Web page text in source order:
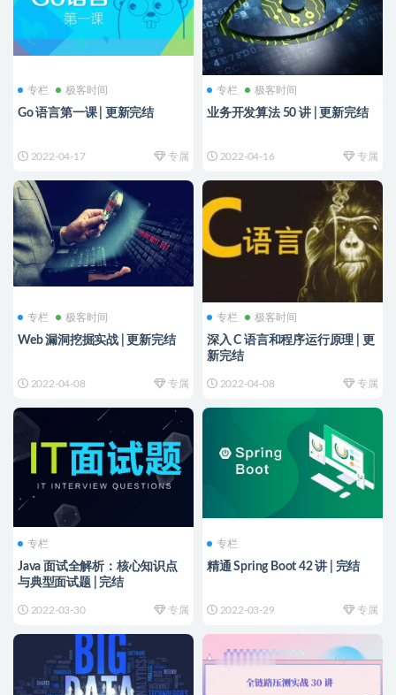
专栏 极客时间
Go 语言第一课 | 更新完结
2022-04-17 专属
专栏 极客时间
业务开发算法 50 讲 | 更新完结
2022-04-16 专属
专栏 极客时间
Web 漏洞挖掘实战 | 更新完结
2022-04-08 专属
专栏 极客时间
深入 C 语言和程序运行原理 | 更
新完结
2022-04-08 专属
专栏
Java 面试全解析：核心知识点
与典型面试题 | 完结
2022-03-30 专属
专栏
精通 Spring Boot 42 讲 | 完结
2022-03-29 专属